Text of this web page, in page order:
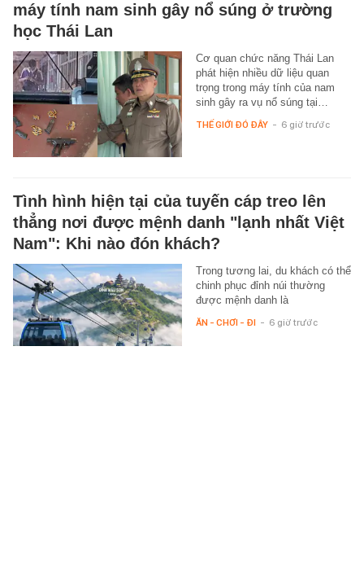
máy tính nam sinh gây nổ súng ở trường
học Thái Lan
Cơ quan chức năng Thái Lan
phát hiện nhiều dữ liệu quan
trọng trong máy tính của nam
sinh gây ra vụ nổ súng tại…
THẾ GIỚI ĐÓ ĐÂY - 6 giờ trước
Tình hình hiện tại của tuyến cáp treo lên
thẳng nơi được mệnh danh "lạnh nhất Việt
Nam": Khi nào đón khách?
Trong tương lai, du khách có thể
chinh phục đỉnh núi thường
được mệnh danh là
ĂN - CHƠI - ĐI - 6 giờ trước